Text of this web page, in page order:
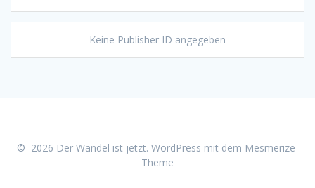
Keine Publisher ID angegeben
© 2026 Der Wandel ist jetzt. WordPress mit dem Mesmerize-
Theme